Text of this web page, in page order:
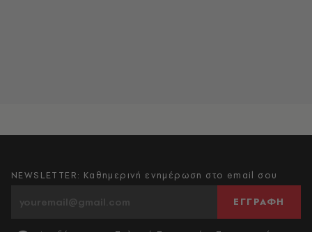
NEWSLETTER: Καθημερινή ενημέρωση στο email σου
ΕΓΓΡΑΦΗ